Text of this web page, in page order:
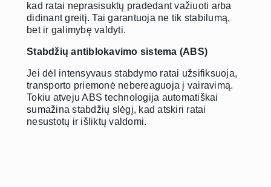
kad ratai neprasisuktų pradedant važiuoti arba
didinant greitį. Tai garantuoja ne tik stabilumą,
bet ir galimybę valdyti.
Stabdžių antiblokavimo sistema (ABS)
Jei dėl intensyvaus stabdymo ratai užsifiksuoja,
transporto priemonė nebereaguoja į vairavimą.
Tokiu atveju ABS technologija automatiškai
sumažina stabdžių slėgį, kad atskiri ratai
nesustotų ir išliktų valdomi.